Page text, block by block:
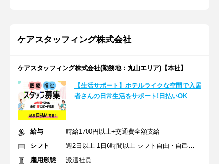
ケアスタッフィング株式会社
ケアスタッフィング株式会社(勤務地：丸山エリア)【本社】
【生活サポート】ホテルライクな空間で入居
者さんの日常生活をサポート!日払いOK
給与
時給1700円以上+交通費全額支給
シフト
週2日以上 1日6時間以上 シフト自由・自己申告
雇用形態
派遣社員